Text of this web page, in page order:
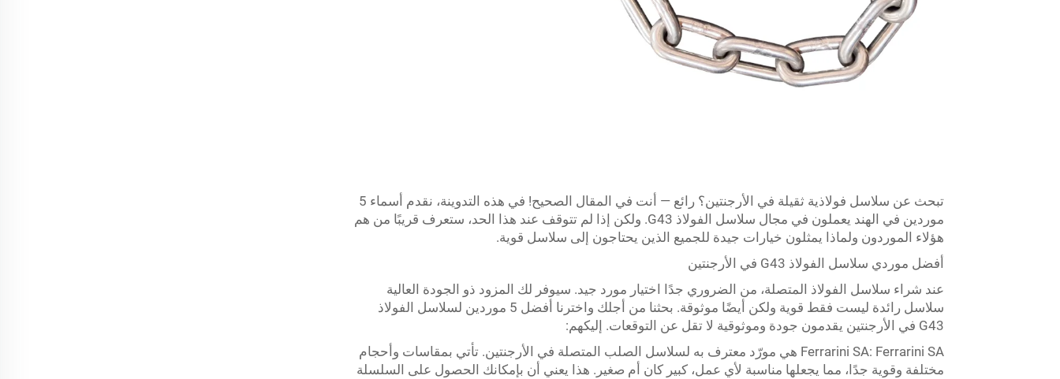
تبحث عن سلاسل فولاذية ثقيلة في الأرجنتين؟ رائع — أنت في المقال الصحيح! في هذه التدوينة، نقدم أسماء 5
موردين في الهند يعملون في مجال سلاسل الفولاذ G43. ولكن إذا لم تتوقف عند هذا الحد، ستعرف قريبًا من هم
هؤلاء الموردون ولماذا يمثلون خيارات جيدة للجميع الذين يحتاجون إلى سلاسل قوية.
أفضل موردي سلاسل الفولاذ G43 في الأرجنتين
عند شراء سلاسل الفولاذ المتصلة، من الضروري جدًا اختيار مورد جيد. سيوفر لك المزود ذو الجودة العالية
سلاسل رائدة ليست فقط قوية ولكن أيضًا موثوقة. بحثنا من أجلك واخترنا أفضل 5 موردين لسلاسل الفولاذ
G43 في الأرجنتين يقدمون جودة وموثوقية لا تقل عن التوقعات. إليكهم:
Ferrarini SA: Ferrarini SA هي مورّد معترف به لسلاسل الصلب المتصلة في الأرجنتين. تأتي بمقاسات وأحجام
مختلفة وقوية جدًا، مما يجعلها مناسبة لأي عمل، كبير كان أم صغير. هذا يعني أن بإمكانك الحصول على السلسلة